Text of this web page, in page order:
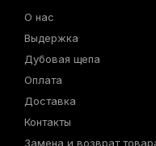
О нас
Выдержка
Дубовая щепа
Оплата
Доставка
Контакты
Замена и возврат